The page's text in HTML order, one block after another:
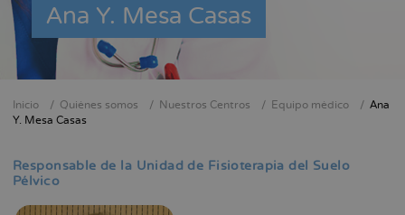
Ana Y. Mesa Casas
Sobrescribir
de
ayuda
a
Inicio Quiénes somos Nuestros Centros Equipo médico
Ana
Y. Mesa Casas
Responsable de la Unidad de Fisioterapia del Suelo
Pélvico